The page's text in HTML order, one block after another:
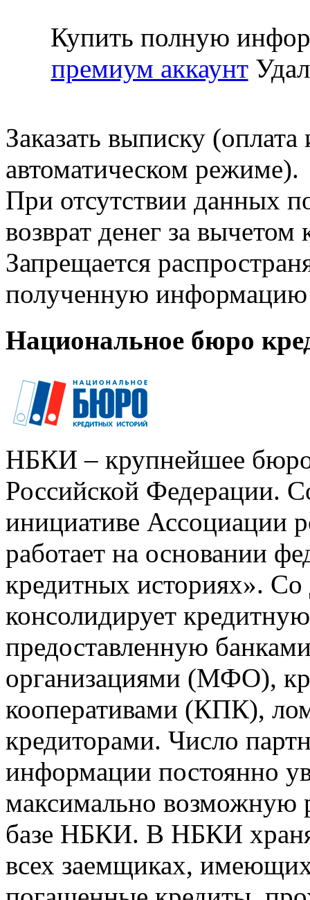
Купить полную
премиум аккаунт
Заказать выписку
автоматическом режиме).
При отсутствии данных
возврат денег за
Запрещается
полученную информацию
Национальное бюро
НБКИ – крупнейшее
Российской Федерации.
инициативе Ассоциации
работает на основании
кредитных историях».
консолидирует
предоставленную
организациями (МФО),
кооперативами (КПК),
кредиторами. Число
информации постоянно
максимально возможную
базе НБКИ. В НБКИ
всех заемщиках,